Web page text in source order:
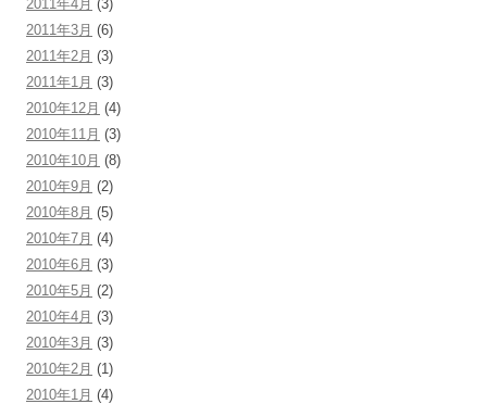
2011年4月 (3)
2011年3月 (6)
2011年2月 (3)
2011年1月 (3)
2010年12月 (4)
2010年11月 (3)
2010年10月 (8)
2010年9月 (2)
2010年8月 (5)
2010年7月 (4)
2010年6月 (3)
2010年5月 (2)
2010年4月 (3)
2010年3月 (3)
2010年2月 (1)
2010年1月 (4)